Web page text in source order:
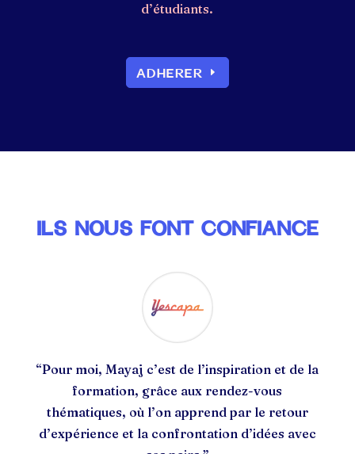
d’étudiants.
ADHERER
ILS NOUS FONT CONFIANCE
“Pour moi, Mayaj c’est de l’inspiration et de la
formation, grâce aux rendez-vous
thématiques, où l’on apprend par le retour
d’expérience et la confrontation d’idées avec